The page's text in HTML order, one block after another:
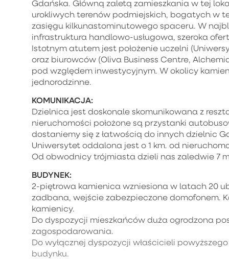
Gdańska. Główną zaletą zamieszkania w tej
urokliwych terenów podmiejskich, bogatych w
zasięgu kilkunastominutowego spaceru. W
infrastruktura handlowo-usługowa, szeroka
Istotnym atutem jest położenie uczelni
oraz biurowców (Oliva Business Centre,
pod względem inwestycyjnym. W okolicy
jednorodzinne.
KOMUNIKACJA:
Dzielnica jest doskonale skomunikowana z
nieruchomości położone są przystanki
dostaniemy się z łatwością do innych dzielnic
Uniwersytet oddalona jest o 1 km. od
Od obwodnicy trójmiasta dzieli nas zaledwie 7
BUDYNEK:
2-piętrowa kamienica wzniesiona w latach 20
zadbana, wejście zabezpieczone domofonem.
kamienicy.
Do dyspozycji mieszkańców duża ogrodzona
zagospodarowania.
Do wyłącznej dyspozycji właścicieli
budynku.